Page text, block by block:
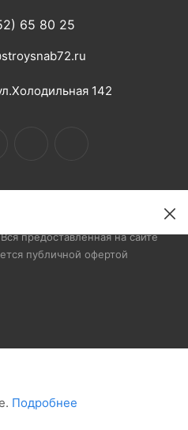
65 80 25
142
предоставленная на сайте
публичной офертой
Подробнее